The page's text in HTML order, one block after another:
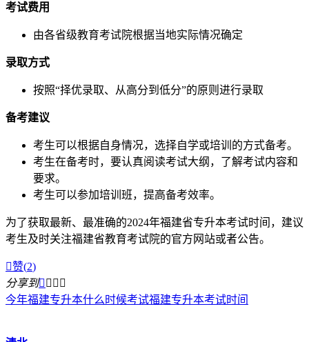
考试费用
由各省级教育考试院根据当地实际情况确定
录取方式
按照“择优录取、从高分到低分”的原则进行录取
备考建议
考生可以根据自身情况，选择自学或培训的方式备考。
考生在备考时，要认真阅读考试大纲，了解考试内容和
要求。
考生可以参加培训班，提高备考效率。
为了获取最新、最准确的2024年福建省专升本考试时间，建议
考生及时关注福建省教育考试院的官方网站或者公告。
赞(2)
分享到   
今年福建专升本什么时候考试福建专升本考试时间